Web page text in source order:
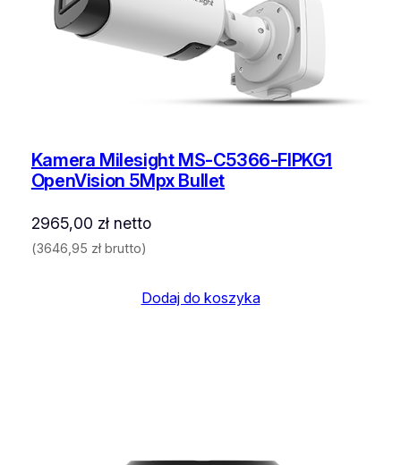
Kamera Milesight MS-C5366-FIPKG1
OpenVision 5Mpx Bullet
2965,00 złnetto
(3646,95 złbrutto)
Dodaj do koszyka